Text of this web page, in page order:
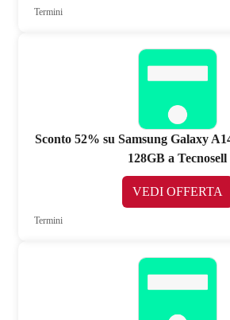
Termini
Sconto 52% su Samsung Galaxy
128GB a Tecnosell
VEDI OFFERTA
Termini